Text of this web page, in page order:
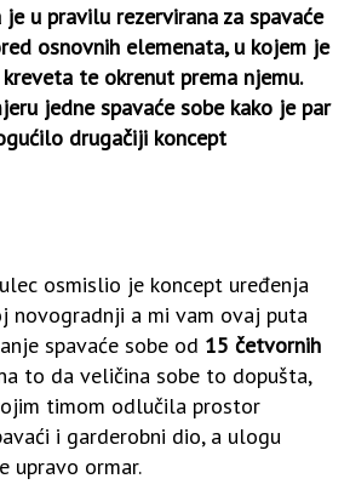
u pravilu rezervirana za spavaće
osnovnih elemenata, u kojem je
te okrenut prema njemu.
jedne spavaće sobe kako je par
drugačiji koncept
osmislio je koncept uređenja
novogradnji a mi vam ovaj puta
spavaće sobe od 15 četvornih
to da veličina sobe to dopušta,
timom odlučila prostor
i garderobni dio, a ulogu
upravo ormar.